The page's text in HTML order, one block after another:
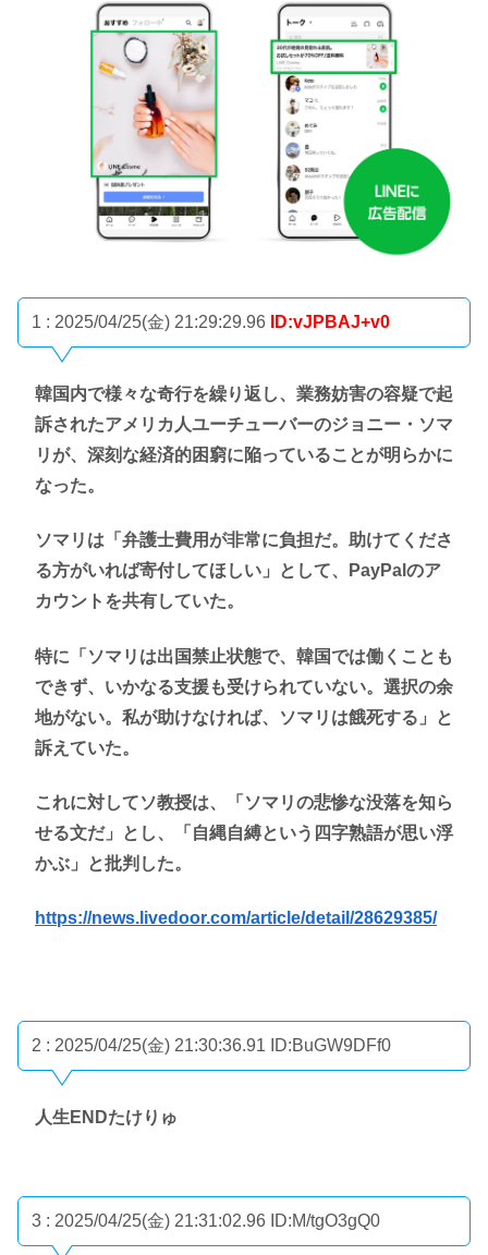
1 : 2025/04/25(金) 21:29:29.96 ID:vJPBAJ+v0
韓国内で様々な奇行を繰り返し、業務妨害の容疑で起
訴されたアメリカ人ユーチューバーのジョニー・ソマ
リが、深刻な経済的困窮に陥っていることが明らかに
なった。
ソマリは「弁護士費用が非常に負担だ。助けてくださ
る方がいれば寄付してほしい」として、PayPalのア
カウントを共有していた。
特に「ソマリは出国禁止状態で、韓国では働くことも
できず、いかなる支援も受けられていない。選択の余
地がない。私が助けなければ、ソマリは餓死する」と
訴えていた。
これに対してソ教授は、「ソマリの悲惨な没落を知ら
せる文だ」とし、「自縄自縛という四字熟語が思い浮
かぶ」と批判した。
https://news.livedoor.com/article/detail/28629385/
2 : 2025/04/25(金) 21:30:36.91 ID:BuGW9DFf0
人生ENDたけりゅ
3 : 2025/04/25(金) 21:31:02.96 ID:M/tgO3gQ0